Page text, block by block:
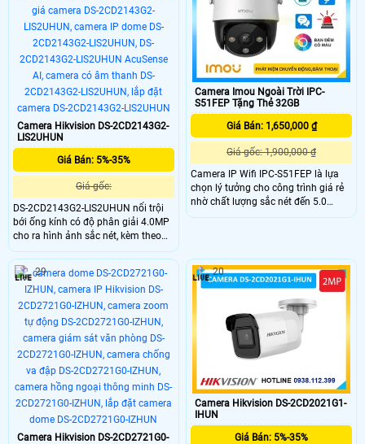
người và xe, giảm báo động ảo.
Camera Hikvision DS-2CD2143G2-
LIS2UHUN
Giá Bán: 5%-35%
Giá gốc:
DS-2CD2143G2-LIS2UHUN nổi trội
bới ống kính có độ phân giải 4.0MP
cho ra hình ảnh sắc nét, kèm theo
đấy với khả năng giám sát bằng
hồng ngoại khoảng cách lên đến
40m, trang bị chuẩn nén H.265+
giúp tiết kiệm lưu lượng lưu trữ,
trang bị nhiều tính năng AI giúp
hoạt động tốt.
Camera Imou Ngoài Trời IPC-
S51FEP Tặng Thẻ 32GB
Giá Bán: 1,650,000 ₫
Giá gốc: 1,900,000 ₫
Camera IP Wifi IPC-S51FEP là lựa
chọn lý tưởng cho công trình giá rẻ
nhờ chất lượng sắc nét đến 5.0
megapixel với khả năng xem ban
ban đêm như ban ngày
Camera Hikvision DS-2CD2721G0-
29
Camera Hikvision DS-2CD2021G1-
IHUN
Giá Bán: 5%-35%
20